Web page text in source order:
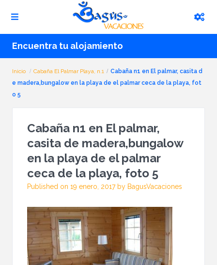
Encuentra tu alojamiento
Inicio Cabaña El Palmar Playa, n.1
Cabaña n1 en El palmar, casita d
e madera,bungalow en la playa de el palmar ceca de la playa, fot
o 5
Cabaña n1 en El palmar,
casita de madera,bungalow
en la playa de el palmar
ceca de la playa, foto 5
Published on 19 enero, 2017 by BagusVacaciones